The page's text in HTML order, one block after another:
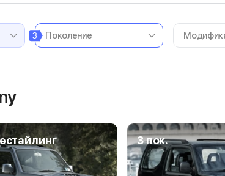
3
3 пок.